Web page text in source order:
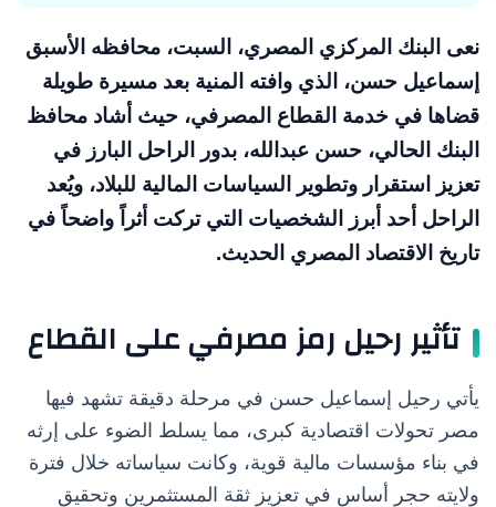
نعى البنك المركزي المصري، السبت، محافظه الأسبق
إسماعيل حسن، الذي وافته المنية بعد مسيرة طويلة
قضاها في خدمة القطاع المصرفي، حيث أشاد محافظ
البنك الحالي، حسن عبدالله، بدور الراحل البارز في
تعزيز استقرار وتطوير السياسات المالية للبلاد، ويُعد
الراحل أحد أبرز الشخصيات التي تركت أثراً واضحاً في
تاريخ الاقتصاد المصري الحديث.
تأثير رحيل رمز مصرفي على القطاع
يأتي رحيل إسماعيل حسن في مرحلة دقيقة تشهد فيها
مصر تحولات اقتصادية كبرى، مما يسلط الضوء على إرثه
في بناء مؤسسات مالية قوية، وكانت سياساته خلال فترة
ولايته حجر أساس في تعزيز ثقة المستثمرين وتحقيق